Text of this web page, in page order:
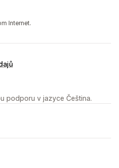
Internet.
podporu v jazyce Čeština.